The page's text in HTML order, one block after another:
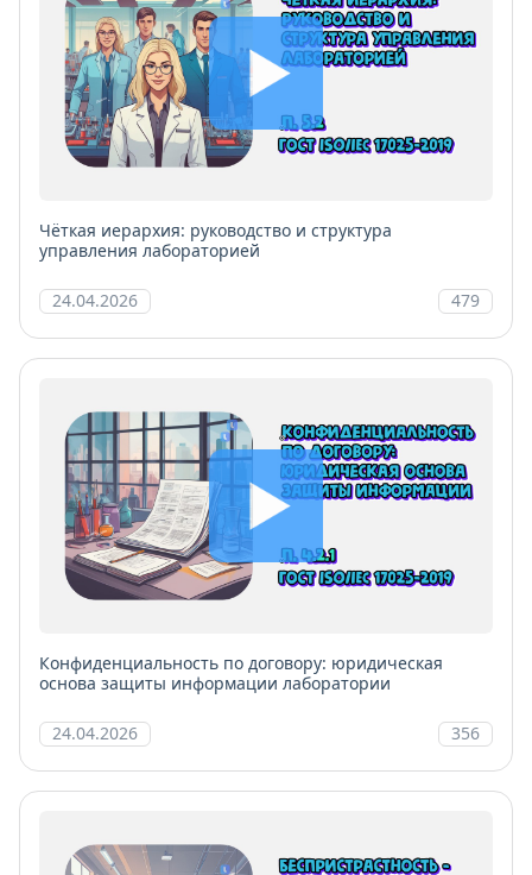
Чёткая иерархия: руководство и структура
управления лабораторией
24.04.2026 479
Конфиденциальность по договору: юридическая
основа защиты информации лаборатории
24.04.2026 356